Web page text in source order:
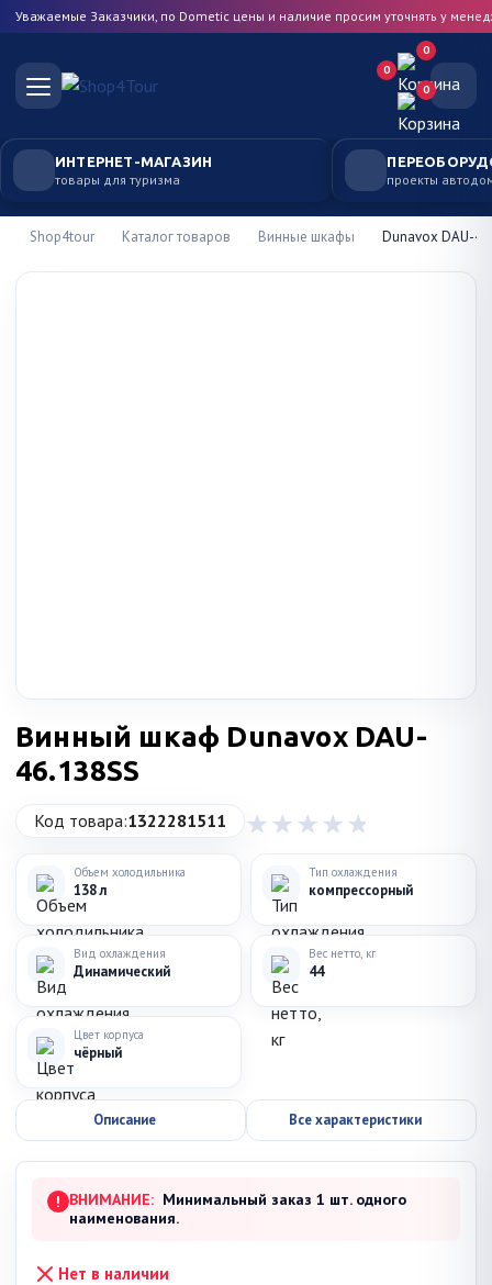
Уважаемые Заказчики, по Dometic цены и наличие просим уточнять у
0
0
0
ИНТЕРНЕТ-МАГАЗИН
товары для туризма проекты
Shop4tour Каталог товаров Винные шкафы Dunavox DAU-
Винный шкаф Dunavox DAU-
46.138SS
Код товара:1322281511
Объем холодильника
138 л
Тип охлаждения
компрессорный
Вид охлаждения
Динамический
Вес нетто, кг
44
Цвет корпуса
чёрный
Описание Все характеристики
! ВНИМАНИЕ: Минимальный заказ 1 шт. одного
наименования.
Нет в наличии